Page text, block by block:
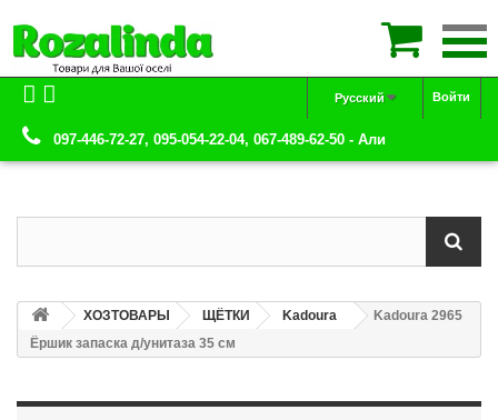
Войти
Русский
097-446-72-27, 095-054-22-04, 067-489-62-50 - Али
ХОЗТОВАРЫ ЩЁТКИ Kadoura
Kadoura 2965
Ёршик запаска д/унитаза 35 см
